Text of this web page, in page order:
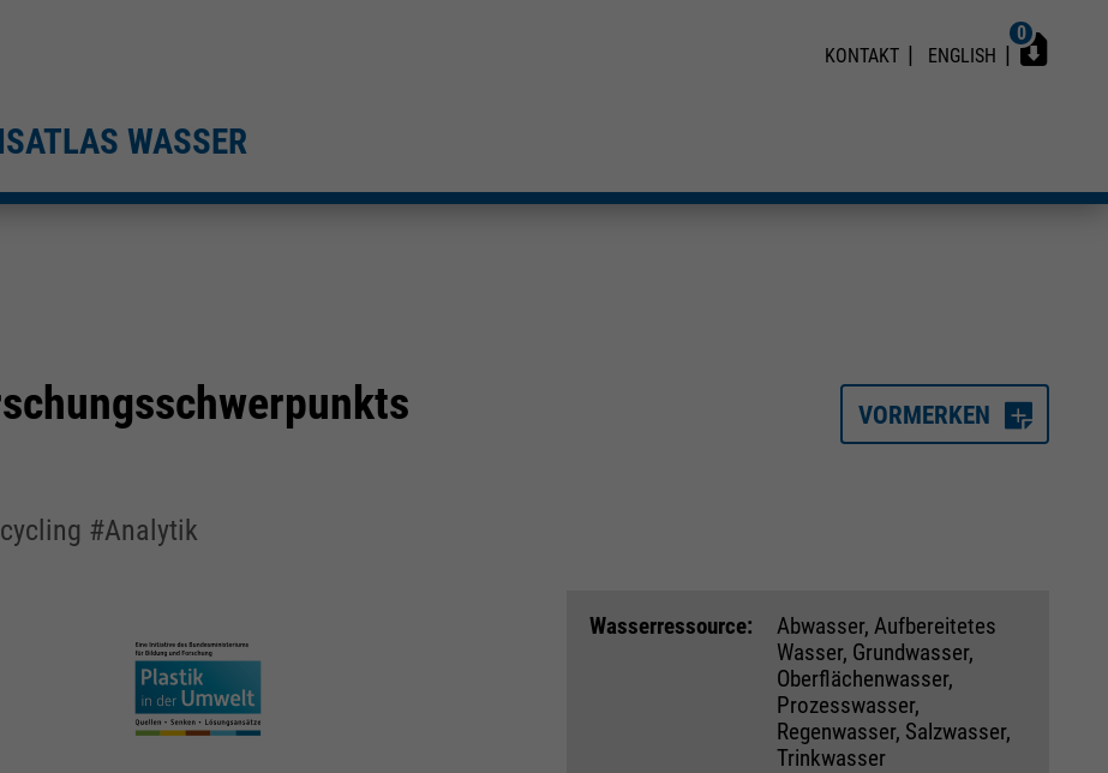
WASSER
KONTAKT ENGLISH
0
#Analytik
VORMERKEN
Wasser­ressource:
Abwasser, Aufbereitetes
Wasser, Grundwasser,
Oberflächenwasser,
Prozesswasser,
Regenwasser, Salzwasser,
Trinkwasser